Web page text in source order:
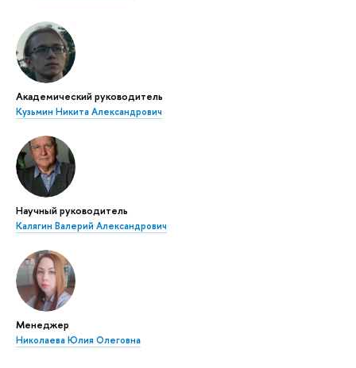
Академический руководитель
Кузьмин Никита Александрович
Научный руководитель
Калягин Валерий Александрович
Менеджер
Николаева Юлия Олеговна